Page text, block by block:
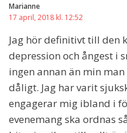
Marianne
17 april, 2018 kl. 12:52
Jag hör definitivt till den
depression och ångest i
ingen annan än min
dåligt. Jag har varit
engagerar mig ibland i
evenemang ska ordnas